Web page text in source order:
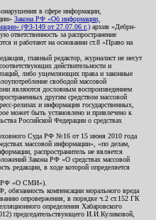
в сфере информации,
Закона РФ «Об информации,
(ФЗ-149 от 27.07.06 г.) архив «Дебри-
за распространение
и работают на основании ст.8 «Право на
главный редактор, журналист не несут
действительности и
либо ущемляющих права и законные
свободой массовой
являются дословным воспроизведением
другим средством массовой
релизах и информация государственных,
может быть установлено и привлечено к
Российской Федерации о средствах
Суда РФ №16 от 15 июня 2010 года
массовой информации», «по делам,
распространитель не является
Закона РФ «О средствах массовой
редакции, в ходе которой определяется
РФ «О СМИ»).
компенсации морального вреда
опровержения, в порядке ч.2 ст.152 ГК
определения Хабаровского
председательствующего И.И.Куликовой,